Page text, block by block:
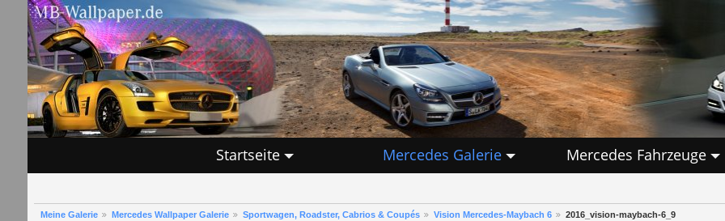
Startseite Mercedes Galerie Mercedes Fahrzeuge
Meine Galerie Mercedes Wallpaper Galerie Sportwagen, Roadster, Cabrios & Coupés Vision Mercedes-Maybach 6 2016_vision-maybach-6_9